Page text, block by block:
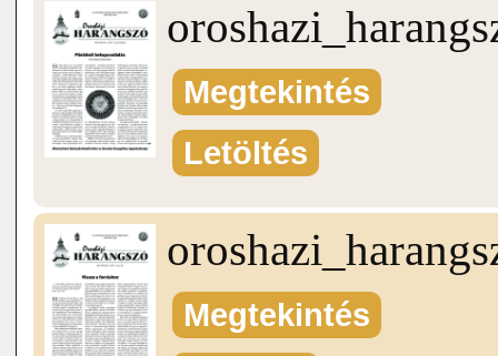
Megtekintés
Letöltés
Megtekintés